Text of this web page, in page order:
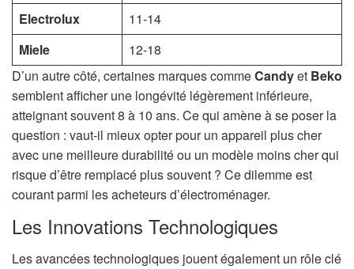
Electrolux
11-14
Miele
12-18
D’un autre côté, certaines marques commeCandyet Beko
semblent afficher une longévité légèrement inférieure,
atteignant souvent 8 à 10 ans. Ce qui amène à se poser la
question : vaut-il mieux opter pour un appareil plus cher
avec une meilleure durabilité ou un modèle moins cher qui
risque d’être remplacé plus souvent ? Ce dilemme est
courant parmi les acheteurs d’électroménager.
Les Innovations Technologiques
Les avancées technologiques jouent également un rôle clé